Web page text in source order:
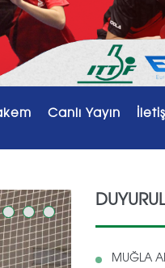
Canlı Yayın
MUĞLA